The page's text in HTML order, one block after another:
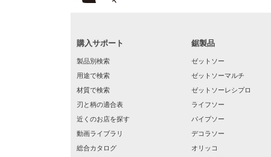
購入サポート
製品別検索
用途で検索
材質で検索
刃と柄の適合表
近くのお店を探す
動画ライブラリ
総合カタログ
鋸製品
ゼットソー
ゼットソーマルチ
ゼットソーレシプロ
ライフソー
パイプソー
デコラソー
オリッコ